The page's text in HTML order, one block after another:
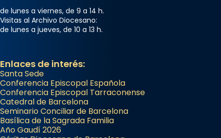
de lunes a viernes, de 9 a 14 h.
Visitas al Archivo Diocesano:
de lunes a jueves, de 10 a 13 h.
Enlaces de interés:
Santa Sede
Conferencia Episcopal Española
Conferencia Episcopal Tarraconense
Catedral de Barcelona
Seminario Conciliar de Barcelona
Basílica de la Sagrada Familia
Año Gaudí 2026